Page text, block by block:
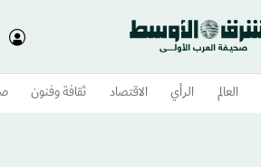
العالم الرأي الاقتصاد ثقافة وفنون